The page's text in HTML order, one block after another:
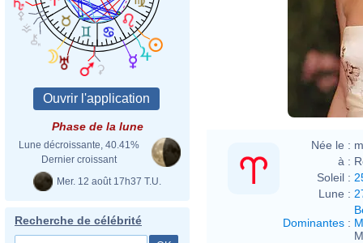
Phase de la lune
Lune décroissante, 40.41%
Dernier croissant
Mer. 12 août 17h37 T.U.
Recherche de célébrité
Née le :
à :
Soleil :
Lune :
Dominantes :